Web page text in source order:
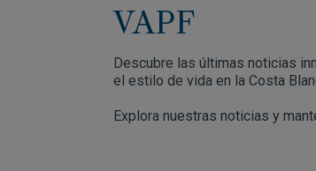
VAPF
Descubre las últimas noticias
el estilo de vida en la Costa
Explora nuestras noticias y